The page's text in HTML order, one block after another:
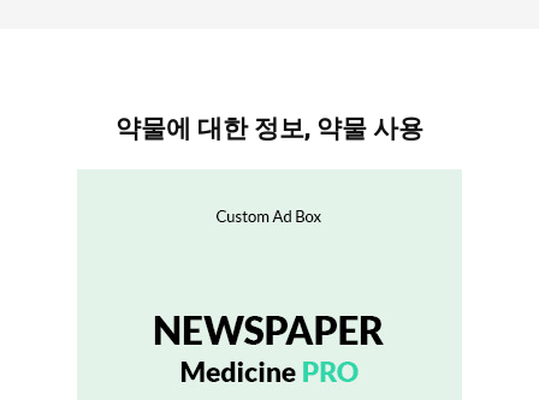
약물에 대한 정보, 약물 사용